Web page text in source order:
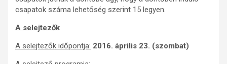
csapatok száma lehetőség szerint 15 legyen.
A selejtezők
A selejtezők időpontja: 2016. április 23. (szombat)